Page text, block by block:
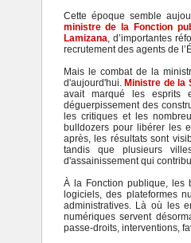
Cette époque semble
ministre de la Fonction
Lamizana , d’importantes
recrutement des agents de
Mais le combat de la
d'aujourd'hui. Ministre de la
avait marqué les esprits
déguerpissement des
les critiques et les
bulldozers pour libérer les
après, les résultats sont
tandis que plusieurs
d'assainissement qui
À la Fonction publique, les
logiciels, des plateformes
administratives. Là où les
numériques servent
passe-droits, interventions,